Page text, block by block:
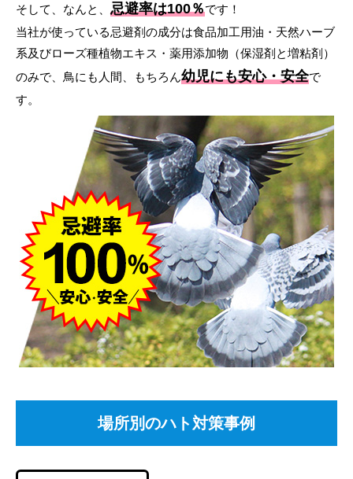
そして、なんと、 忌避率は100％です！
当社が使っている忌避剤の成分は食品加工用油・天然ハーブ
系及びローズ種植物エキス・薬用添加物（保湿剤と増粘剤）
のみで、鳥にも人間、もちろん幼児にも安心・安全で
す。
場所別のハト対策事例